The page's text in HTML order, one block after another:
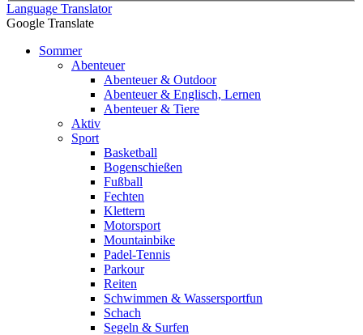
Language Translator
Google Translate
Sommer
Abenteuer
Abenteuer & Outdoor
Abenteuer & Englisch, Lernen
Abenteuer & Tiere
Aktiv
Sport
Basketball
Bogenschießen
Fußball
Fechten
Klettern
Motorsport
Mountainbike
Padel-Tennis
Parkour
Reiten
Schwimmen & Wassersportfun
Schach
Segeln & Surfen